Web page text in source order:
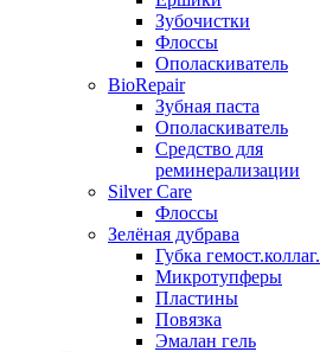
Зубочистки
Флоссы
Ополаскиватель
BioRepair
Зубная паста
Ополаскиватель
Средство для
реминерализации
Silver Care
Флоссы
Зелёная дубрава
Губка гемост.коллаг.
Микротупферы
Пластины
Повязка
Эмалан гель